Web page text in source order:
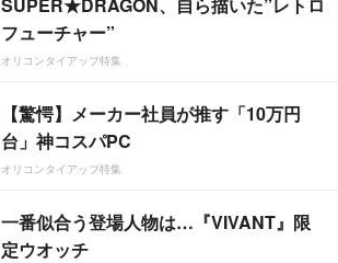
フューチャー”
オリコンタイアップ特集
【驚愕】メーカー社員が推す「10万円
台」神コスパPC
オリコンタイアップ特集
一番似合う登場人物は…『VIVANT』限
定ウオッチ